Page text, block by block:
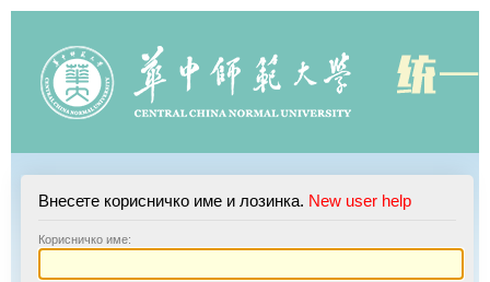
Внесете корисничко име и лозинка. New user help
Корисничко име: